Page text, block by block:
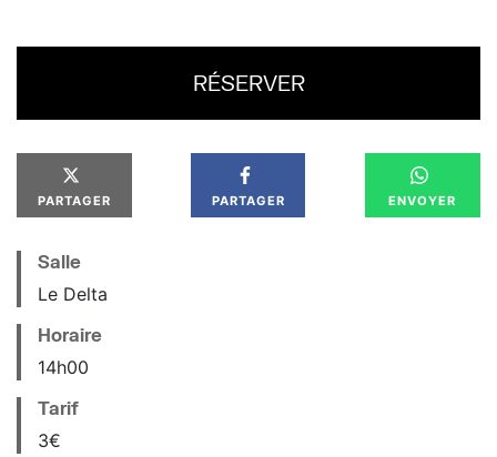
RÉSERVER
PARTAGER PARTAGER ENVOYER
Salle
Le Delta
Horaire
14h00
Tarif
3€